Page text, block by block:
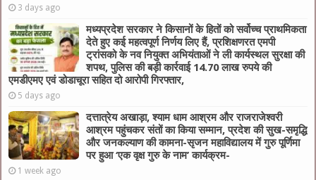
3 days ago
मध्यप्रदेश सरकार ने किसानों के हितों को सर्वोच्च प्राथमिकता
देते हुए कई महत्वपूर्ण निर्णय लिए हैं, प्रशिक्षणरत एमपी
ट्रांसको के नव नियुक्त अभियंताओं ने ली कार्यस्थल सुरक्षा की
शपथ, पुलिस की बड़ी कार्रवाई 14.70 लाख रुपये की
एमडीएमए एवं डोडाचूरा सहित दो आरोपी गिरफ्तार,
5 days ago
दत्तात्रेय अखाड़ा, श्याम धाम आश्रम और राजराजेश्वरी
आश्रम पहुंचकर संतों का किया सम्मान, प्रदेश की सुख-समृद्धि
और जनकल्याण की कामना-सृजन महाविद्यालय में गुरु पूर्णिमा
पर हुआ ‘एक वृक्ष गुरु के नाम’ कार्यक्रम-
1 week ago